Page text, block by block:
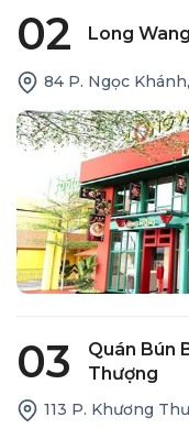
02 Long
84 P. Ngọc
03
Quán Bún
Thượng
113 P. Khương